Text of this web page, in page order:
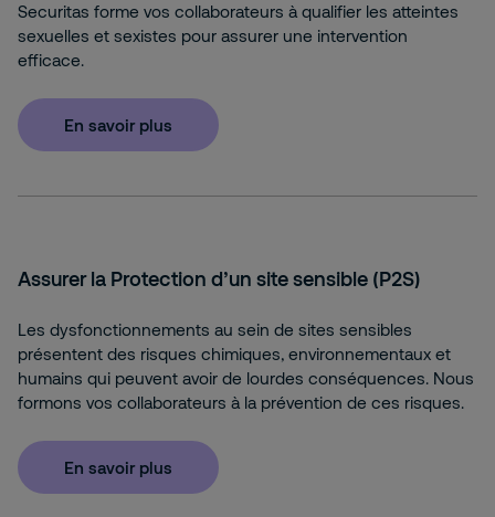
Securitas forme vos collaborateurs à qualifier les atteintes
sexuelles et sexistes pour assurer une intervention
efficace.
En savoir plus
Assurer la Protection d’un site sensible (P2S)
Les dysfonctionnements au sein de sites sensibles
présentent des risques chimiques, environnementaux et
humains qui peuvent avoir de lourdes conséquences. Nous
formons vos collaborateurs à la prévention de ces risques.
En savoir plus